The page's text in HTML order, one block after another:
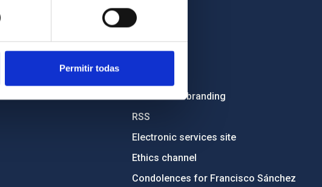
Permitir todas
OTHER LINKS
Employment
Institutional branding
RSS
Electronic services site
Ethics channel
Condolences for Francisco Sánchez